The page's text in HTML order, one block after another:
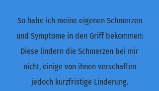
So habe ich meine eigenen Schmerzen
und Symptome in den Griff bekommen:
Diese lindern die Schmerzen bei mir
nicht, einige von ihnen verschaffen
jedoch kurzfristige Linderung.